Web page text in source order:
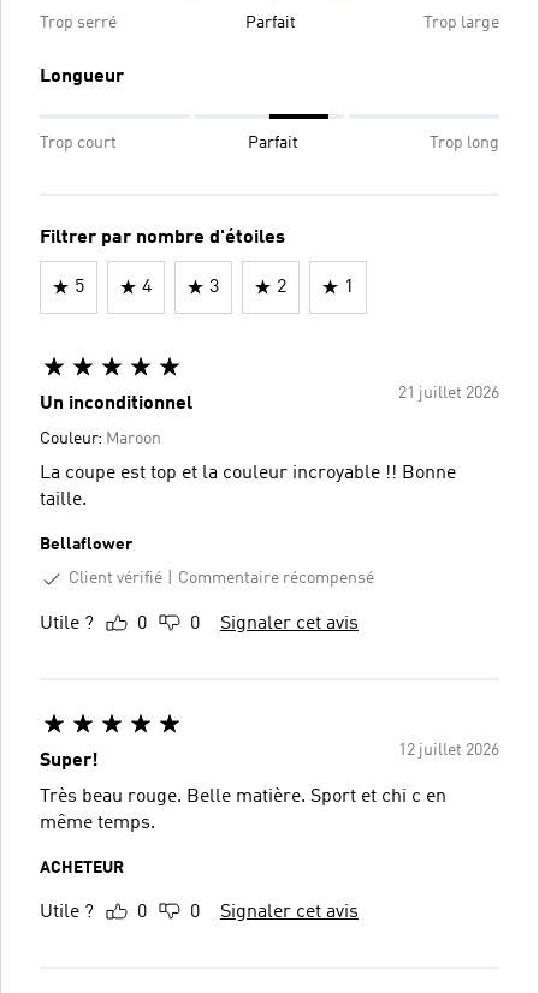
Trop serré Parfait Trop large
Longueur
Trop court Parfait Trop long
Filtrer par nombre d'étoiles
5 4 3 2 1
21 juillet 2026
Un inconditionnel
Couleur: Maroon
La coupe est top et la couleur incroyable !! Bonne
taille.
Bellaflower
Client vérifié
Commentaire récompensé
Utile ? 0 0 Signaler cet avis
12 juillet 2026
Super!
Très beau rouge. Belle matière. Sport et chi c en
même temps.
ACHETEUR
Utile ? 0 0 Signaler cet avis